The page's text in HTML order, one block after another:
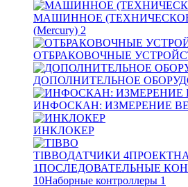
МАШИННОЕ
(Mercury) 2
ОТБРАКОВОЧНЫЕ
ДОПОЛНИТЕЛЬНОЕ
ИНФОСКАН: ИЗМЕРЕНИЕ
ИНКЛОКЕР
TIBBOДАТЧИКИ 4
1ПОСЛЕДОВАТЕЛЬНЫЕ
10Наборные контроллеры 1